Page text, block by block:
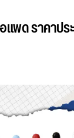
แพด ราคาป